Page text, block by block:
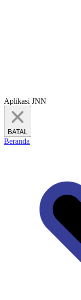
Aplikasi JNN
BATAL
Beranda